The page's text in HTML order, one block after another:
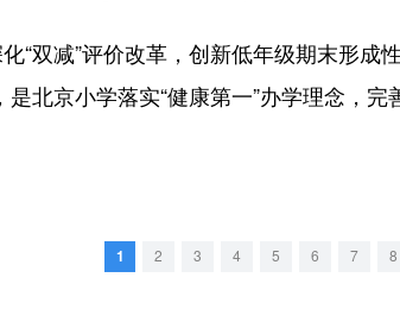
减”评价改革，创新低年级期末形成
北京小学落实“健康第一”办学理念，
1 2 3 4 5 6 7 8